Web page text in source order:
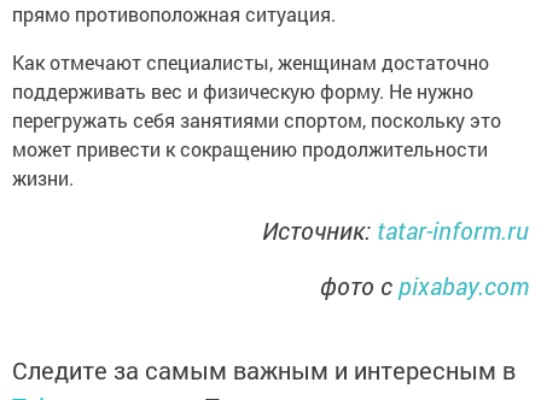
прямо противоположная ситуация.
Как отмечают специалисты, женщинам достаточно
поддерживать вес и физическую форму. Не нужно
перегружать себя занятиями спортом, поскольку это
может привести к сокращению продолжительности
жизни.
Источник: tatar-inform.ru
фото сpixabay.com
Следите за самым важным и интересным в